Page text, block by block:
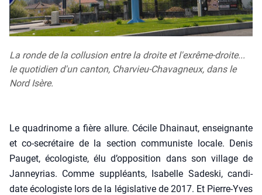
La ronde de la collusion entre la droite et l'exrême-droite...
le quotidien d'un canton, Charvieu-Chavagneux, dans le
Nord Isère.
Le qua­dri­nome a fière allure. Cécile Dhai­naut, ensei­gnante
et co-secré­taire de la sec­tion com­mu­niste locale. Denis
Pau­get, éco­lo­giste, élu d’opposition dans son vil­lage de
Jan­ney­rias. Comme sup­pléants, Isa­belle Sades­ki, can­di­
date éco­lo­giste lors de la légis­la­tive de 2017. Et Pierre-Yves